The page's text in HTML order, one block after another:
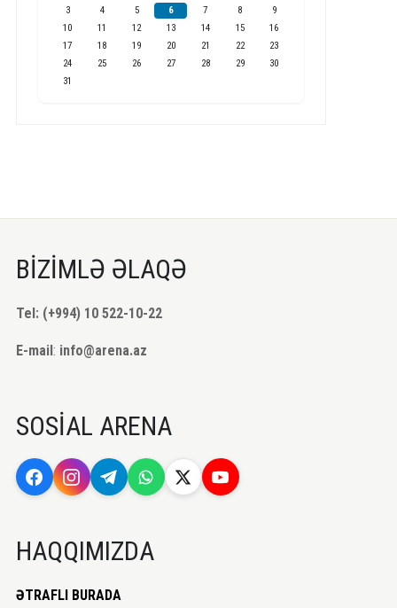
3
4 5 6 7 8
9
10
11 12 13 14 15
16
17
18 19 20 21 22
23
24
25 26 27 28 29
30
31
BİZİMLƏ ƏLAQƏ
Tel: (+994) 10 522-10-22
E-mail: info@arena.az
SOSİAL ARENA
HAQQIMIZDA
ƏTRAFLI BURADA